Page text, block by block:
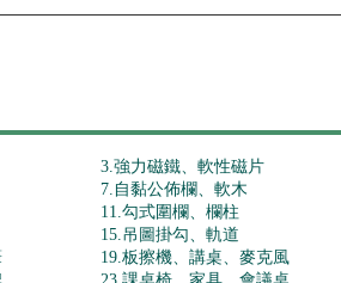
3.強力磁鐵、軟性磁片
7.自黏公佈欄、軟木
11.勾式圍欄、欄柱
15.吊圖掛勾、軌道
19.板擦機、講桌、麥克風